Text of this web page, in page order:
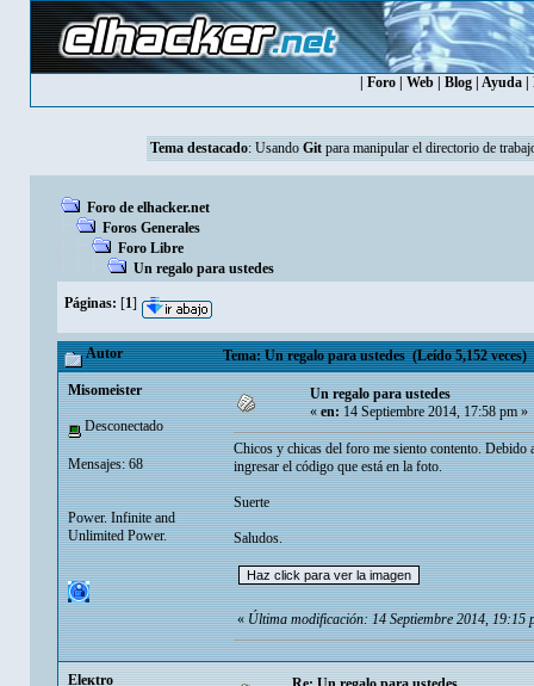
Foro| Web| Blog| Ayuda|
Tema destacado: Usando Git para manipular el directorio de
Foro de elhacker.net
Foros Generales
Foro Libre
Un regalo para ustedes
Páginas: [1]
Autor Tema: Un regalo para ustedes (Leído 5,152 veces)
Misomeister
Desconectado
Mensajes: 68
Power. Infinite and
Unlimited Power.
Un regalo para ustedes
«en:14 Septiembre 2014, 17:58 pm »
Chicos y chicas del foro me siento contento. Debido
ingresar el código que está en la foto.
Suerte
Saludos.
«Última modificación: 14 Septiembre 2014, 19:15
Eleкtro